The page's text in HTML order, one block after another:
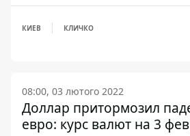
КИЕВ КЛИЧКО
08:00, 03 лютого 2022
Доллар притормозил
евро: курс валют на 3